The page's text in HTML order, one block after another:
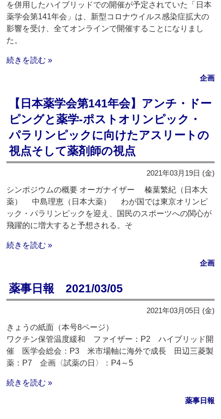
を併用したハイブリッドでの開催が予定されていた「日本
薬学会第141年会」は、新型コロナウイルス感染症拡大の
影響を受け、全てオンラインで開催することになりまし
た。
続きを読む »
企画
【日本薬学会第141年会】アンチ・ドー
ピングと薬学‐ポストオリンピック・
パラリンピックに向けたアスリートの
視点そして薬剤師の視点
2021年03月19日 (金)
シンポジウムの概要 オーガナイザー 榛葉繁紀（日本大
薬） 中島理恵（日本大薬） わが国では東京オリンピ
ック・パラリンピックを迎え、国民のスポーツへの関心が
飛躍的に増大すると予想される。そ
続きを読む »
企画
薬事日報 2021/03/05
2021年03月05日 (金)
きょうの紙面（本号8ページ）
ワクチン保管温度緩和 ファイザー：P2 ハイブリッド開
催 医学会総会：P3 米市場軸に海外で成長 田辺三菱製
薬：P7 企画〈試薬の日〉：P4～5
続きを読む »
薬事日報